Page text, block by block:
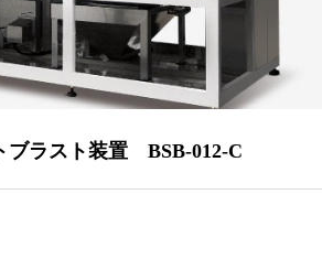
ブラスト装置 BSB-012-C